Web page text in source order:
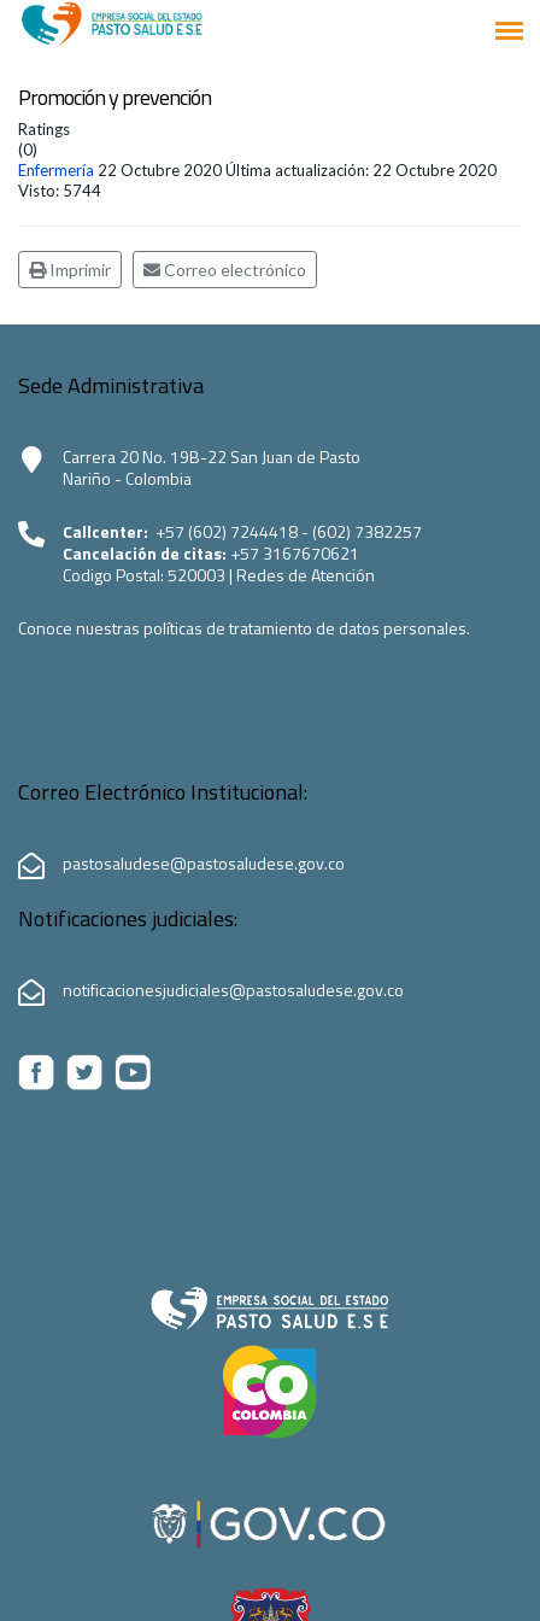
Promoción y prevención
Ratings
(0)
Enfermería 22 Octubre 2020Última actualización: 22 Octubre 2020
Visto: 5744
Imprimir Correo electrónico
Sede Administrativa
Carrera 20 No. 19B-22 San Juan de Pasto
Nariño - Colombia
Callcenter: +57 (602) 7244418 - (602) 7382257
Cancelación de citas: +57 3167670621
Codigo Postal:520003 | Redes de Atención
Conoce nuestras políticas de tratamiento de datos personales.
Correo Electrónico Institucional:
pastosaludese@pastosaludese.gov.co
Notificaciones judiciales:
notificacionesjudiciales@pastosaludese.gov.co